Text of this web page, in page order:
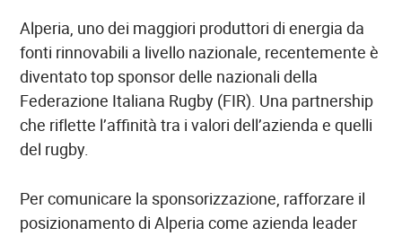
Alperia, uno dei maggiori produttori di energia da
fonti rinnovabili a livello nazionale, recentemente è
diventato top sponsor delle nazionali della
Federazione Italiana Rugby (FIR). Una partnership
che riflette l’affinità tra i valori dell’azienda e quelli
del rugby.
Per comunicare la sponsorizzazione, rafforzare il
posizionamento di Alperia come azienda leader